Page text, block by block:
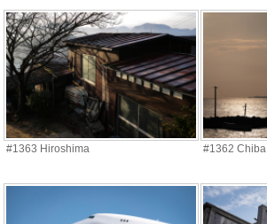
#1363 Hiroshima #1362 Chiba